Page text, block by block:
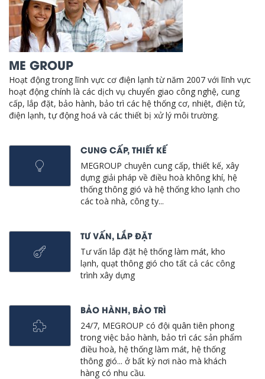
ME GROUP
Hoạt động trong lĩnh vực cơ điện lạnh từ năm 2007 với lĩnh vực
hoạt động chính là các dịch vụ chuyển giao công nghệ, cung
cấp, lắp đặt, bảo hành, bảo trì các hệ thống cơ, nhiệt, điện tử,
điện lạnh, tự động hoá và các thiết bị xử lý môi trường.
CUNG CẤP, THIẾT KẾ
MEGROUP chuyên cung cấp, thiết kế, xây
dựng giải pháp về điều hoà không khí, hệ
thống thông gió và hệ thống kho lạnh cho
các toà nhà, công ty...
TƯ VẤN, LẮP ĐẶT
Tư vấn lắp đặt hệ thống làm mát, kho
lạnh, quạt thông gió cho tất cả các công
trình xây dựng
BẢO HÀNH, BẢO TRÌ
24/7, MEGROUP có đội quân tiên phong
trong việc bảo hành, bảo trì các sản phẩm
điều hoà, hệ thống làm mát, hệ thống
thông gió... ở bất kỳ nơi nào mà khách
hàng có nhu cầu.